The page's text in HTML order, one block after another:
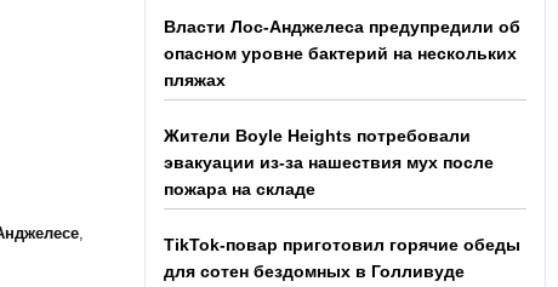
Власти Лос-Анджелеса предупредили об
опасном уровне бактерий на нескольких
пляжах
Жители Boyle Heights потребовали
эвакуации из-за нашествия мух после
пожара на складе
TikTok-повар приготовил горячие обеды
для сотен бездомных в Голливуде